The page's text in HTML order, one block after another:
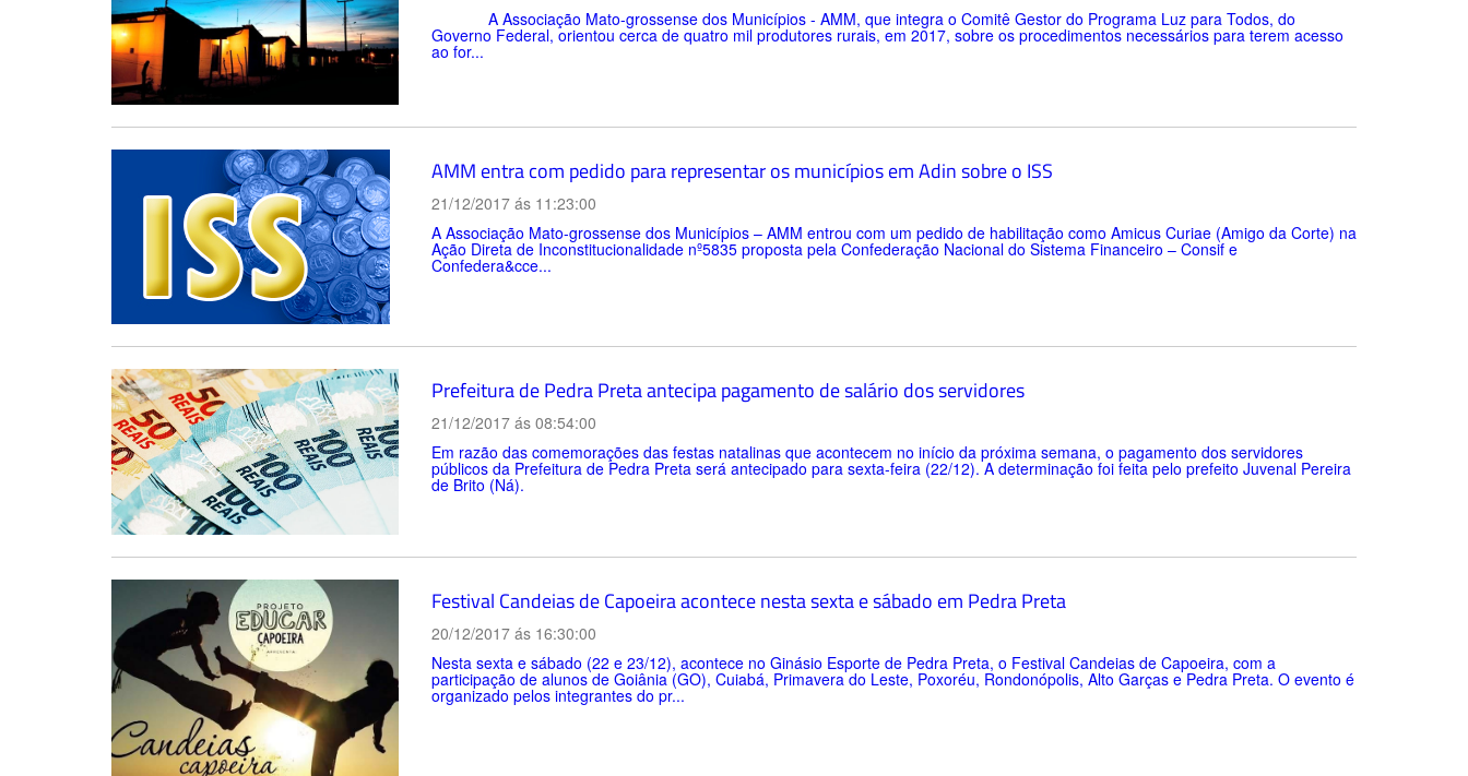
A Associação Mato-grossense dos Municípios - AMM, que integra o Comitê Gestor do Programa Luz para Todos, do
Governo Federal, orientou cerca de quatro mil produtores rurais, em 2017, sobre os procedimentos necessários para terem acesso
ao for...
AMM entra com pedido para representar os municípios em Adin sobre o ISS
21/12/2017 ás 11:23:00
A Associação Mato-grossense dos Municípios – AMM entrou com um pedido de habilitação como Amicus Curiae (Amigo da Corte) na
Ação Direta de Inconstitucionalidade nº5835 proposta pela Confederação Nacional do Sistema Financeiro – Consif e
Confedera&cce...
Prefeitura de Pedra Preta antecipa pagamento de salário dos servidores
21/12/2017 ás 08:54:00
Em razão das comemorações das festas natalinas que acontecem no início da próxima semana, o pagamento dos servidores
públicos da Prefeitura de Pedra Preta será antecipado para sexta-feira (22/12). A determinação foi feita pelo prefeito Juvenal Pereira
de Brito (Ná).
Festival Candeias de Capoeira acontece nesta sexta e sábado em Pedra Preta
20/12/2017 ás 16:30:00
Nesta sexta e sábado (22 e 23/12), acontece no Ginásio Esporte de Pedra Preta, o Festival Candeias de Capoeira, com a
participação de alunos de Goiânia (GO), Cuiabá, Primavera do Leste, Poxoréu, Rondonópolis, Alto Garças e Pedra Preta. O evento é
organizado pelos integrantes do pr...